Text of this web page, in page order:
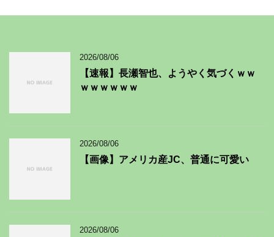
2026/08/06
【速報】長瀬智也、ようやく気づくｗｗ
ｗｗｗｗｗｗ
2026/08/06
【画像】アメリカ産JC、普通に可愛い
2026/08/06